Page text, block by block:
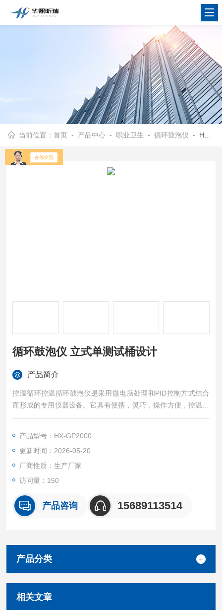
当前位置：首页 - 产品中心 -职业卫生 -循环鼓泡仪 - HX-GP2000循环鼓泡仪 立式单测试桶设计
循环鼓泡仪 立式单测试桶设计
产品简介
控温循环控温循环鼓泡仪是采用微电脑处理和PID控制方式结合
而形成的专用仪器设备。它具有便携，灵巧，操作方便，控温精
度高，抗腐蚀性强，结构紧凑，耐久性强等优点，循环鼓泡仪 立
产品型号：HX-GP2000
更新时间：2026-05-20
厂商性质：生产厂家
访问量：150
产品咨询 15689113514
产品分类
相关文章